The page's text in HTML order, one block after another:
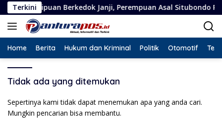
Langsung
ke
konten
Terkini
Berkedok Janji, Perempuan Asal Situbondo Resmi Jadi
Home Berita Hukum dan Kriminal Politik Otomotif
Tidak ada yang ditemukan
Sepertinya kami tidak dapat menemukan apa yang anda cari.
Mungkin pencarian bisa membantu.